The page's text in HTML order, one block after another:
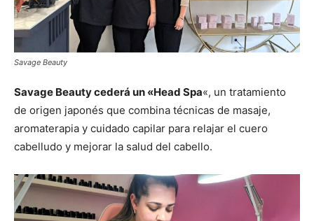
Savage Beauty
Savage Beauty cederá un «Head Spa«, un tratamiento
de origen japonés que combina técnicas de masaje,
aromaterapia y cuidado capilar para relajar el cuero
cabelludo y mejorar la salud del cabello.